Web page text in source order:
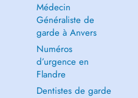
Médecin
Généraliste de
garde à Anvers
Numéros
d’urgence en
Flandre
Dentistes de garde